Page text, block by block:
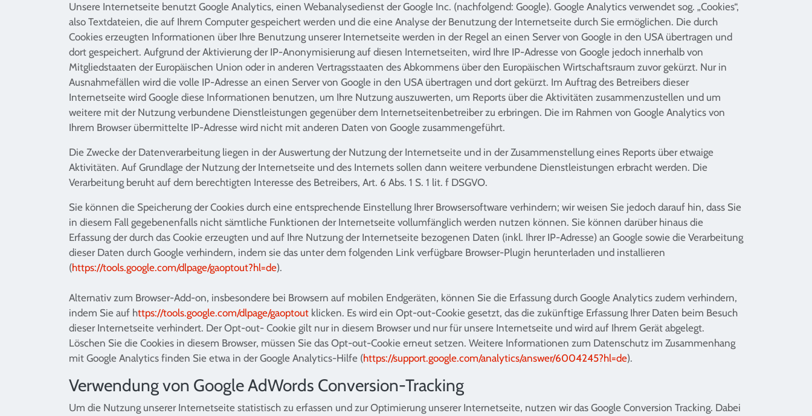
Unsere Internetseite benutzt Google Analytics, einen Webanalysedienst der Google Inc. (nachfolgend: Google). Google Analytics verwendet sog. „Cookies“,
also Textdateien, die auf Ihrem Computer gespeichert werden und die eine Analyse der Benutzung der Internetseite durch Sie ermöglichen. Die durch
Cookies erzeugten Informationen über Ihre Benutzung unserer Internetseite werden in der Regel an einen Server von Google in den USA übertragen und
dort gespeichert. Aufgrund der Aktivierung der IP-Anonymisierung auf diesen Internetseiten, wird Ihre IP-Adresse von Google jedoch innerhalb von
Mitgliedstaaten der Europäischen Union oder in anderen Vertragsstaaten des Abkommens über den Europäischen Wirtschaftsraum zuvor gekürzt. Nur in
Ausnahmefällen wird die volle IP-Adresse an einen Server von Google in den USA übertragen und dort gekürzt. Im Auftrag des Betreibers dieser
Internetseite wird Google diese Informationen benutzen, um Ihre Nutzung auszuwerten, um Reports über die Aktivitäten zusammenzustellen und um
weitere mit der Nutzung verbundene Dienstleistungen gegenüber dem Internetseitenbetreiber zu erbringen. Die im Rahmen von Google Analytics von
Ihrem Browser übermittelte IP-Adresse wird nicht mit anderen Daten von Google zusammengeführt.
Die Zwecke der Datenverarbeitung liegen in der Auswertung der Nutzung der Internetseite und in der Zusammenstellung eines Reports über etwaige
Aktivitäten. Auf Grundlage der Nutzung der Internetseite und des Internets sollen dann weitere verbundene Dienstleistungen erbracht werden. Die
Verarbeitung beruht auf dem berechtigten Interesse des Betreibers, Art. 6 Abs. 1 S. 1 lit. f DSGVO.
Sie können die Speicherung der Cookies durch eine entsprechende Einstellung Ihrer Browsersoftware verhindern; wir weisen Sie jedoch darauf hin, dass Sie
in diesem Fall gegebenenfalls nicht sämtliche Funktionen der Internetseite vollumfänglich werden nutzen können. Sie können darüber hinaus die
Erfassung der durch das Cookie erzeugten und auf Ihre Nutzung der Internetseite bezogenen Daten (inkl. Ihrer IP-Adresse) an Google sowie die Verarbeitung
dieser Daten durch Google verhindern, indem sie das unter dem folgenden Link verfügbare Browser-Plugin herunterladen und installieren
(https://tools.google.com/dlpage/gaoptout?hl=de).
Alternativ zum Browser-Add-on, insbesondere bei Browsern auf mobilen Endgeräten, können Sie die Erfassung durch Google Analytics zudem verhindern,
indem Sie auf https://tools.google.com/dlpage/gaoptout klicken. Es wird ein Opt-out-Cookie gesetzt, das die zukünftige Erfassung Ihrer Daten beim Besuch
dieser Internetseite verhindert. Der Opt-out- Cookie gilt nur in diesem Browser und nur für unsere Internetseite und wird auf Ihrem Gerät abgelegt.
Löschen Sie die Cookies in diesem Browser, müssen Sie das Opt-out-Cookie erneut setzen. Weitere Informationen zum Datenschutz im Zusammenhang
mit Google Analytics finden Sie etwa in der Google Analytics-Hilfe (https://support.google.com/analytics/answer/6004245?hl=de).
Verwendung von Google AdWords Conversion-Tracking
Um die Nutzung unserer Internetseite statistisch zu erfassen und zur Optimierung unserer Internetseite, nutzen wir das Google Conversion Tracking. Dabei